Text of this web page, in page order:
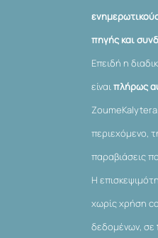
πηγής και
Επειδή η
είναιπλήρως
περιεχόμενο,
παραβιάσεις
Η
χωρίς χρήση
δεδομένων, σε